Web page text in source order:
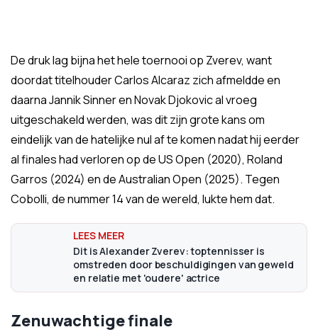
De druk lag bijna het hele toernooi op Zverev, want
doordat titelhouder Carlos Alcaraz zich afmeldde en
daarna Jannik Sinner en Novak Djokovic al vroeg
uitgeschakeld werden, was dit zijn grote kans om
eindelijk van de hatelijke nul af te komen nadat hij eerder
al finales had verloren op de US Open (2020), Roland
Garros (2024) en de Australian Open (2025). Tegen
Cobolli, de nummer 14 van de wereld, lukte hem dat.
Dit is Alexander Zverev: toptennisser is
omstreden door beschuldigingen van geweld
en relatie met 'oudere' actrice
Zenuwachtige finale